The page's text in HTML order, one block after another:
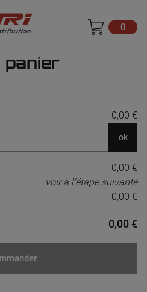
0
panier
0,00 €
ok
0,00 €
voir à l'étape suivante
0,00 €
0,00 €